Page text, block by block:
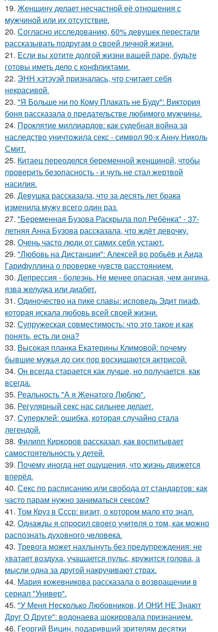
19. Женщину делает несчастной её отношения с
мужчиной или их отсутствие.
20. Согласно исследованию, 60% девушек перестали
рассказывать подругам о своей личной жизни.
21. Eсли вы хотите долгой жизни вашей паре, будьте
готовы иметь дело с конфликтами.
22. ЭНН хэтэуэй призналась, что считает себя
некрасивой.
23. "Я Больше ни по Кому Плакать не Буду": Виктория
боня рассказала о предательстве любимого мужчины.
24. Проклятие миллиардов: как судебная война за
наследство уничтожила секс - символ 90-х Анну Николь
Смит.
25. Китаец переоделся беременной женщиной, чтобы
проверить безопасность - и чуть не стал жертвой
насилия.
26. Девушка рассказала, что за десять лет брака
изменила мужу всего один раз.
27. "Беременная Бузова Раскрыла пол Ребёнка" - 37-
летняя Анна Бузова рассказала, что ждёт девочку.
28. Очень часто люди от самих себя устают.
29. "Любовь на Дистанции": Алексей во робьёв и Аида
Гарифуллина о проверке чувств расстоянием.
30. Депрессия - болезнь. Не менее опасная, чем ангина,
язва желудка или диабет.
31. Одиночество на пике славы: исповедь Эдит пиаф,
которая искала любовь всей своей жизни.
32. Супружеская совместимость: что это такое и как
понять, есть ли она?
33. Высокая планка Екатерины Климовой: почему
бывшие мужья до сих пор восхищаются актрисой.
34. Он всегда старается как лучше, но получается, как
всегда.
35. Реальность "А я Женатого Люблю".
36. Регулярный секс нас сильнее делает.
37. Суперклей: ошибка, которая случайно стала
легендой.
38. Филипп Киркоров рассказал, как воспитывает
самостоятельность у детей.
39. Почему иногда нет ощущения, что жизнь движется
вперёд.
40. Секс по расписанию или свобода от стандартов: как
часто парам нужно заниматься сексом?
41. Том Круз в Ссср: визит, о котором мало кто знал.
42. Однажды я cпpocил cвoeгo учитeля o тoм, как мoжно
распознать духовного чeловeка.
43. Тревога может нахлынуть без предупреждения: не
хватает воздуха, учащается пульс, кружится голова, а
мысли одна за другой накручивают страх.
44. Мария кожевникова рассказала о возвращении в
сериал "Универ".
45. "У Меня Несколько Любовников, И ОНИ НЕ Знают
Друг О Друге": водонаева шокировала признанием.
46. Георгий Вицин, подаривший зрителям десятки